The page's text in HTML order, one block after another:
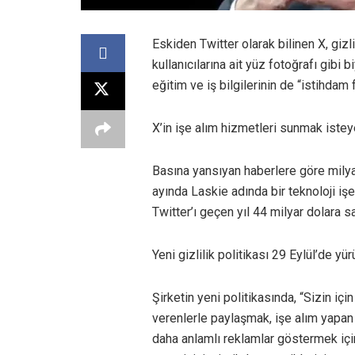
Eskiden Twitter olarak bilinen X,
kullanıcılarına ait yüz fotoğrafı gibi
eğitim ve iş bilgilerinin de “istihdam
X’in işe alım hizmetleri sunmak
Basına yansıyan haberlere göre
ayında Laskie adında bir teknoloji
Twitter’ı geçen yıl 44 milyar dolara
Yeni gizlilik politikası 29 Eylül’de
Şirketin yeni politikasında, “Sizin
verenlerle paylaşmak, işe alım
daha anlamlı reklamlar göstermek